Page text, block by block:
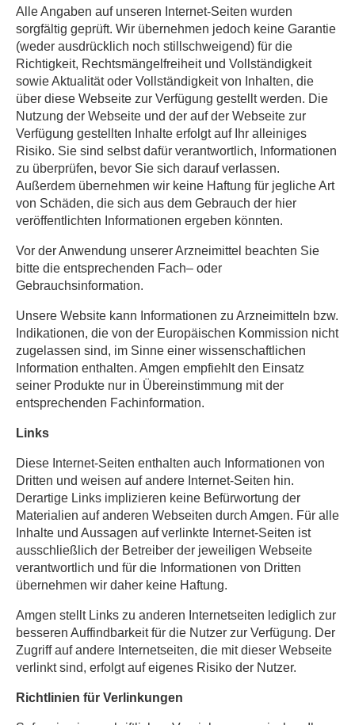
Alle Angaben auf unseren Internet-Seiten wurden
sorgfältig geprüft. Wir übernehmen jedoch keine Garantie
(weder ausdrücklich noch stillschweigend) für die
Richtigkeit, Rechtsmängelfreiheit und Vollständigkeit
sowie Aktualität oder Vollständigkeit von Inhalten, die
über diese Webseite zur Verfügung gestellt werden. Die
Nutzung der Webseite und der auf der Webseite zur
Verfügung gestellten Inhalte erfolgt auf Ihr alleiniges
Risiko. Sie sind selbst dafür verantwortlich, Informationen
zu überprüfen, bevor Sie sich darauf verlassen.
Außerdem übernehmen wir keine Haftung für jegliche Art
von Schäden, die sich aus dem Gebrauch der hier
veröffentlichten Informationen ergeben könnten.
Vor der Anwendung unserer Arzneimittel beachten Sie
bitte die entsprechenden Fach– oder
Gebrauchsinformation.
Unsere Website kann Informationen zu Arzneimitteln bzw.
Indikationen, die von der Europäischen Kommission nicht
zugelassen sind, im Sinne einer wissenschaftlichen
Information enthalten. Amgen empfiehlt den Einsatz
seiner Produkte nur in Übereinstimmung mit der
entsprechenden Fachinformation.
Links
Diese Internet-Seiten enthalten auch Informationen von
Dritten und weisen auf andere Internet-Seiten hin.
Derartige Links implizieren keine Befürwortung der
Materialien auf anderen Webseiten durch Amgen. Für alle
Inhalte und Aussagen auf verlinkte Internet-Seiten ist
ausschließlich der Betreiber der jeweiligen Webseite
verantwortlich und für die Informationen von Dritten
übernehmen wir daher keine Haftung.
Amgen stellt Links zu anderen Internetseiten lediglich zur
besseren Auffindbarkeit für die Nutzer zur Verfügung. Der
Zugriff auf andere Internetseiten, die mit dieser Webseite
verlinkt sind, erfolgt auf eigenes Risiko der Nutzer.
Richtlinien für Verlinkungen